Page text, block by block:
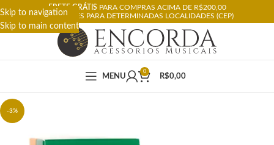
Skip to navigation
Skip to main content
FRETE GRÁTIS PARA COMPRAS ACIMA DE R$200,00
RESTRIÇÕES PARA DETERMINADAS LOCALIDADES (CEP)
MENU
0
R$0,00
-3%